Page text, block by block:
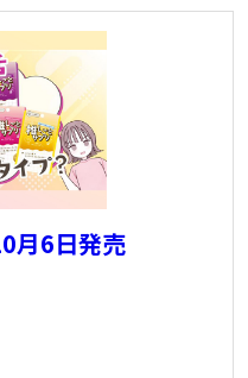
月6日発売